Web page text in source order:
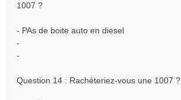
1007 ?
- PAs de boite auto en diesel
-
-
Question 14 : Rachèteriez-vous une 1007 ?